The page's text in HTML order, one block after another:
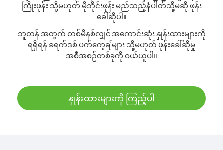
ကြိုးဖုန်း သို့မဟုတ် မိုဘိုင်းဖုန်း မည်သည့်နံပါတ်သို့မဆို ဖုန်း
ခေါ်ဆိုပါ။
ဘူတန် အတွက် တစ်မိနစ်လျှင် အကောင်းဆုံး နှုန်းထားများကို
ရရှိရန် ခရက်ဒစ် ပက်ကေ့ချ်များ သို့မဟုတ် ဖုန်းခေါ်ဆိုမှု
အစီအစဉ်တစ်ခုကို ဝယ်ယူပါ။
နှုန်းထားများကို ကြည့်ပါ